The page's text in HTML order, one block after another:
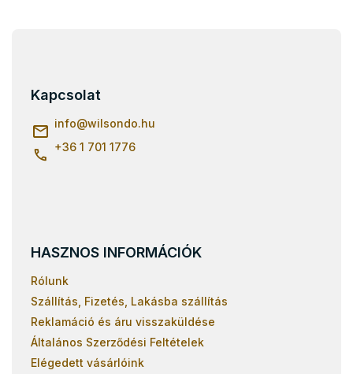
Kapcsolat
info@wilsondo.hu
+36 1 701 1776
HASZNOS INFORMÁCIÓK
Rólunk
Szállítás, Fizetés, Lakásba szállítás
Reklamáció és áru visszaküldése
Általános Szerződési Feltételek
Elégedett vásárlóink